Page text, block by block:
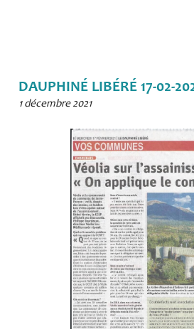
DAUPHINÉ LIBÉRÉ 17-02-
1 décembre 2021